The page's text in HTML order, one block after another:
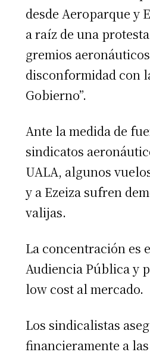
desde Aeroparque y
a raíz de una
gremios
disconformidad con
Gobierno”.
Ante la medida de
sindicatos
UALA, algunos
y a Ezeiza sufren
valijas.
La concentración es
Audiencia Pública y
low cost al mercado.
Los sindicalistas
financieramente a